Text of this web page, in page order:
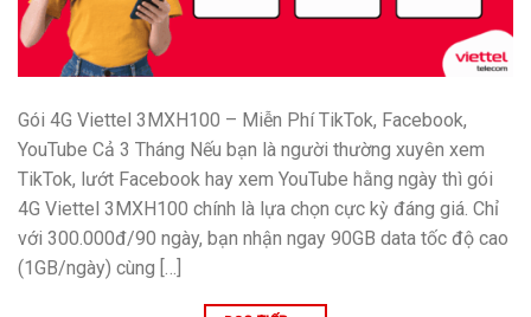
Gói 4G Viettel 3MXH100 – Miễn Phí TikTok, Facebook,
YouTube Cả 3 Tháng Nếu bạn là người thường xuyên xem
TikTok, lướt Facebook hay xem YouTube hằng ngày thì gói
4G Viettel 3MXH100 chính là lựa chọn cực kỳ đáng giá. Chỉ
với 300.000đ/90 ngày, bạn nhận ngay 90GB data tốc độ cao
(1GB/ngày) cùng […]